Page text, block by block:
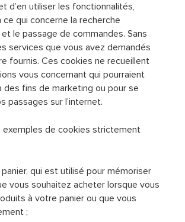
d’en utiliser les fonctionnalités,
qui concerne la recherche
le passage de commandes. Sans
services que vous avez demandés
fournis. Ces cookies ne recueillent
vous concernant qui pourraient
des fins de marketing ou pour se
passages sur l’internet.
exemples de cookies strictement
qui est utilisé pour mémoriser
vous souhaitez acheter lorsque vous
à votre panier ou que vous
;